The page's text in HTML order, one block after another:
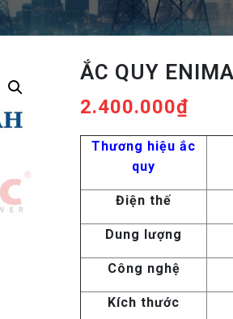
ẮC QUY
2.400.000₫
Thương hiệu ắc
quy
Điện thế
Dung lượng
Công nghệ
Kích thước